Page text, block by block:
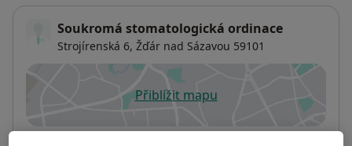
Soukromá stomatologická ordinace
Strojírenská 6, Žďár nad Sázavou 59101
Přiblížit mapuse otevře v nové záložce